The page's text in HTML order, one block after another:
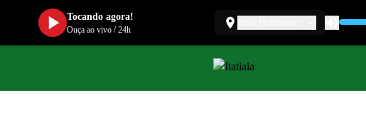
Tocando agora!
Ouça ao vivo/24h